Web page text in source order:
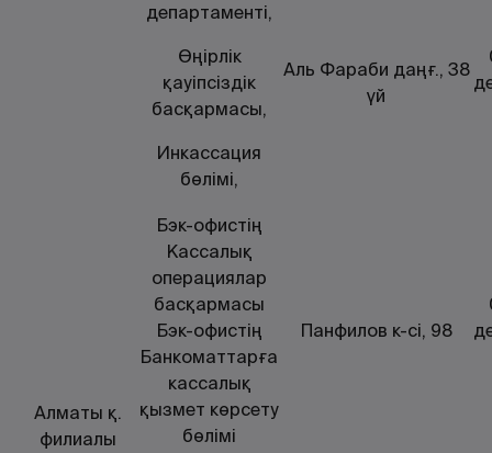
Алматы қ.
филиалы
департаменті,
Өңірлік
қауіпсіздік
басқармасы,
Инкассация
бөлімі,
Аль Фараби даңғ., 38
үй
Бэк-офистің
Кассалық
операциялар
басқармасы
Бэк-офистің
Банкоматтарға
кассалық
қызмет көрсету
бөлімі
Панфилов к-сі, 98